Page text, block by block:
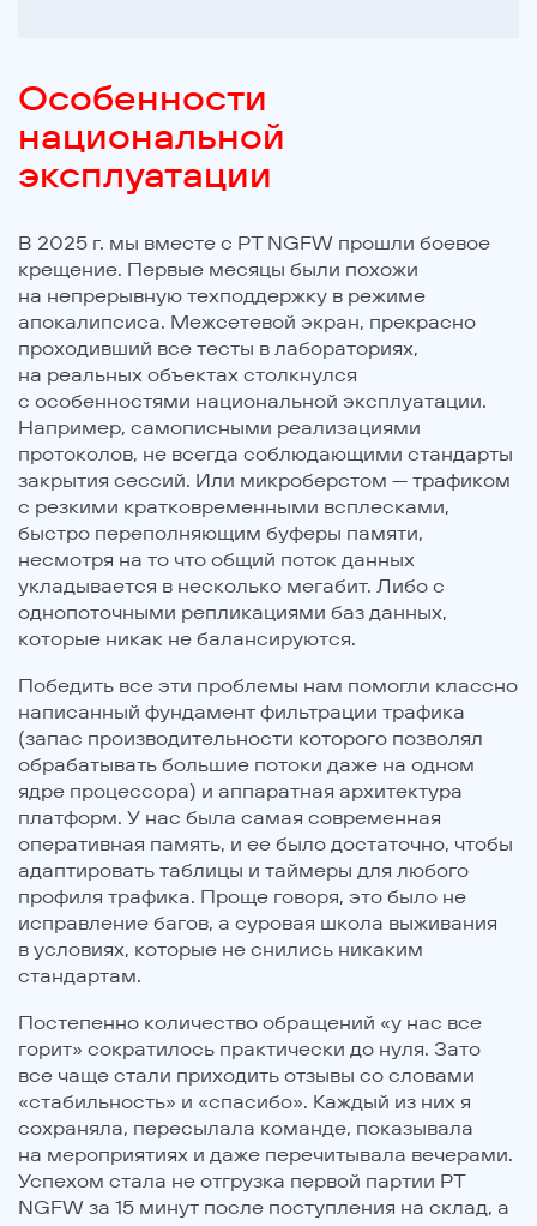
Особенности
национальной
эксплуатации
В 2025 г. мы вместе с PT NGFW прошли боевое
крещение. Первые месяцы были похожи
на непрерывную техподдержку в режиме
апокалипсиса. Межсетевой экран, прекрасно
проходивший все тесты в лабораториях,
на реальных объектах столкнулся
с особенностями национальной эксплуатации.
Например, самописными реализациями
протоколов, не всегда соблюдающими стандарты
закрытия сессий. Или микроберстом — трафиком
с резкими кратковременными всплесками,
быстро переполняющим буферы памяти,
несмотря на то что общий поток данных
укладывается в несколько мегабит. Либо c
однопоточными репликациями баз данных,
которые никак не балансируются.
Победить все эти проблемы нам помогли классно
написанный фундамент фильтрации трафика
(запас производительности которого позволял
обрабатывать большие потоки даже на одном
ядре процессора) и аппаратная архитектура
платформ. У нас была самая современная
оперативная память, и ее было достаточно, чтобы
адаптировать таблицы и таймеры для любого
профиля трафика. Проще говоря, это было не
исправление багов, а суровая школа выживания
в условиях, которые не снились никаким
стандартам.
Постепенно количество обращений «у нас все
горит» сократилось практически до нуля. Зато
все чаще стали приходить отзывы со словами
«стабильность» и «спасибо». Каждый из них я
сохраняла, пересылала команде, показывала
на мероприятиях и даже перечитывала вечерами.
Успехом стала не отгрузка первой партии PT
NGFW за 15 минут после поступления на склад, а